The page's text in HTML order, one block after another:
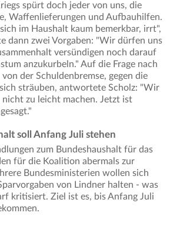
spürt doch jeder von uns, die
Waffenlieferungen und Aufbauhilfen.
im Haushalt kaum bemerkbar, irrt",
dann zwei Vorgaben: "Wir dürfen uns
versündigen noch darauf
anzukurbeln." Auf die Frage nach
der Schuldenbremse, gegen die
sträuben, antwortete Scholz: "Wir
nicht zu leicht machen. Jetzt ist
soll Anfang Juli stehen
zum Bundeshaushalt für das
für die Koalition abermals zur
Bundesministerien wollen sich
von Lindner halten - was
kritisiert. Ziel ist es, bis Anfang Juli